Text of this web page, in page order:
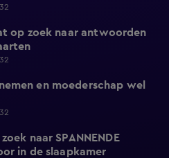
op zoek naar antwoorden
en moederschap wel
naar SPANNENDE
in de slaapkamer